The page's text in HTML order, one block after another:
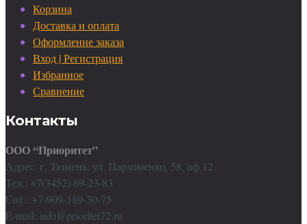
Корзина
Доставка и оплата
Оформление заказа
Вход | Регистрация
Избранное
Сравнение
Контакты
ООО “Приоритет”
Адрес: г. Тюмень, ул. Пархоменко, 58, оф 12
Тел.: +7(3452) 69-23-83
Сот.: +7-909-189-30-75
E-mail: info@prioritet72.ru